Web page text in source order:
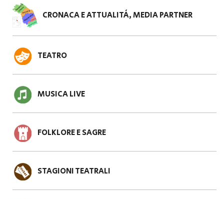
CRONACA E ATTUALITÀ, MEDIA PARTNER
TEATRO
MUSICA LIVE
FOLKLORE E SAGRE
STAGIONI TEATRALI